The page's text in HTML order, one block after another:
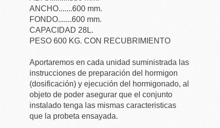
ANCHO.......600 mm.
FONDO.......600 mm.
CAPACIDAD 28L.
PESO 600 KG. CON RECUBRIMIENTO
Aportaremos en cada unidad suministrada las
instrucciones de preparación del hormigon
(dosificación) y ejecución del hormigonado, al
objeto de poder asegurar que el conjunto
instalado tenga las mismas caracteristicas
que la probeta ensayada.